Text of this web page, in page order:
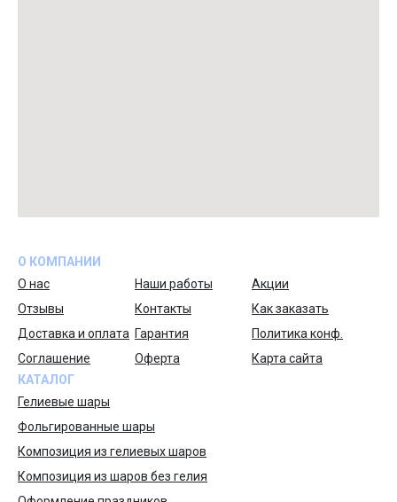
О КОМПАНИИ
О нас
Наши работы
Акции
Отзывы
Контакты
Как заказать
Доставка и оплата Гарантия
Политика конф.
Соглашение
Оферта
Карта сайта
КАТАЛОГ
Гелиевые шары
Фольгированные шары
Композиция из гелиевых шаров
Композиция из шаров без гелия